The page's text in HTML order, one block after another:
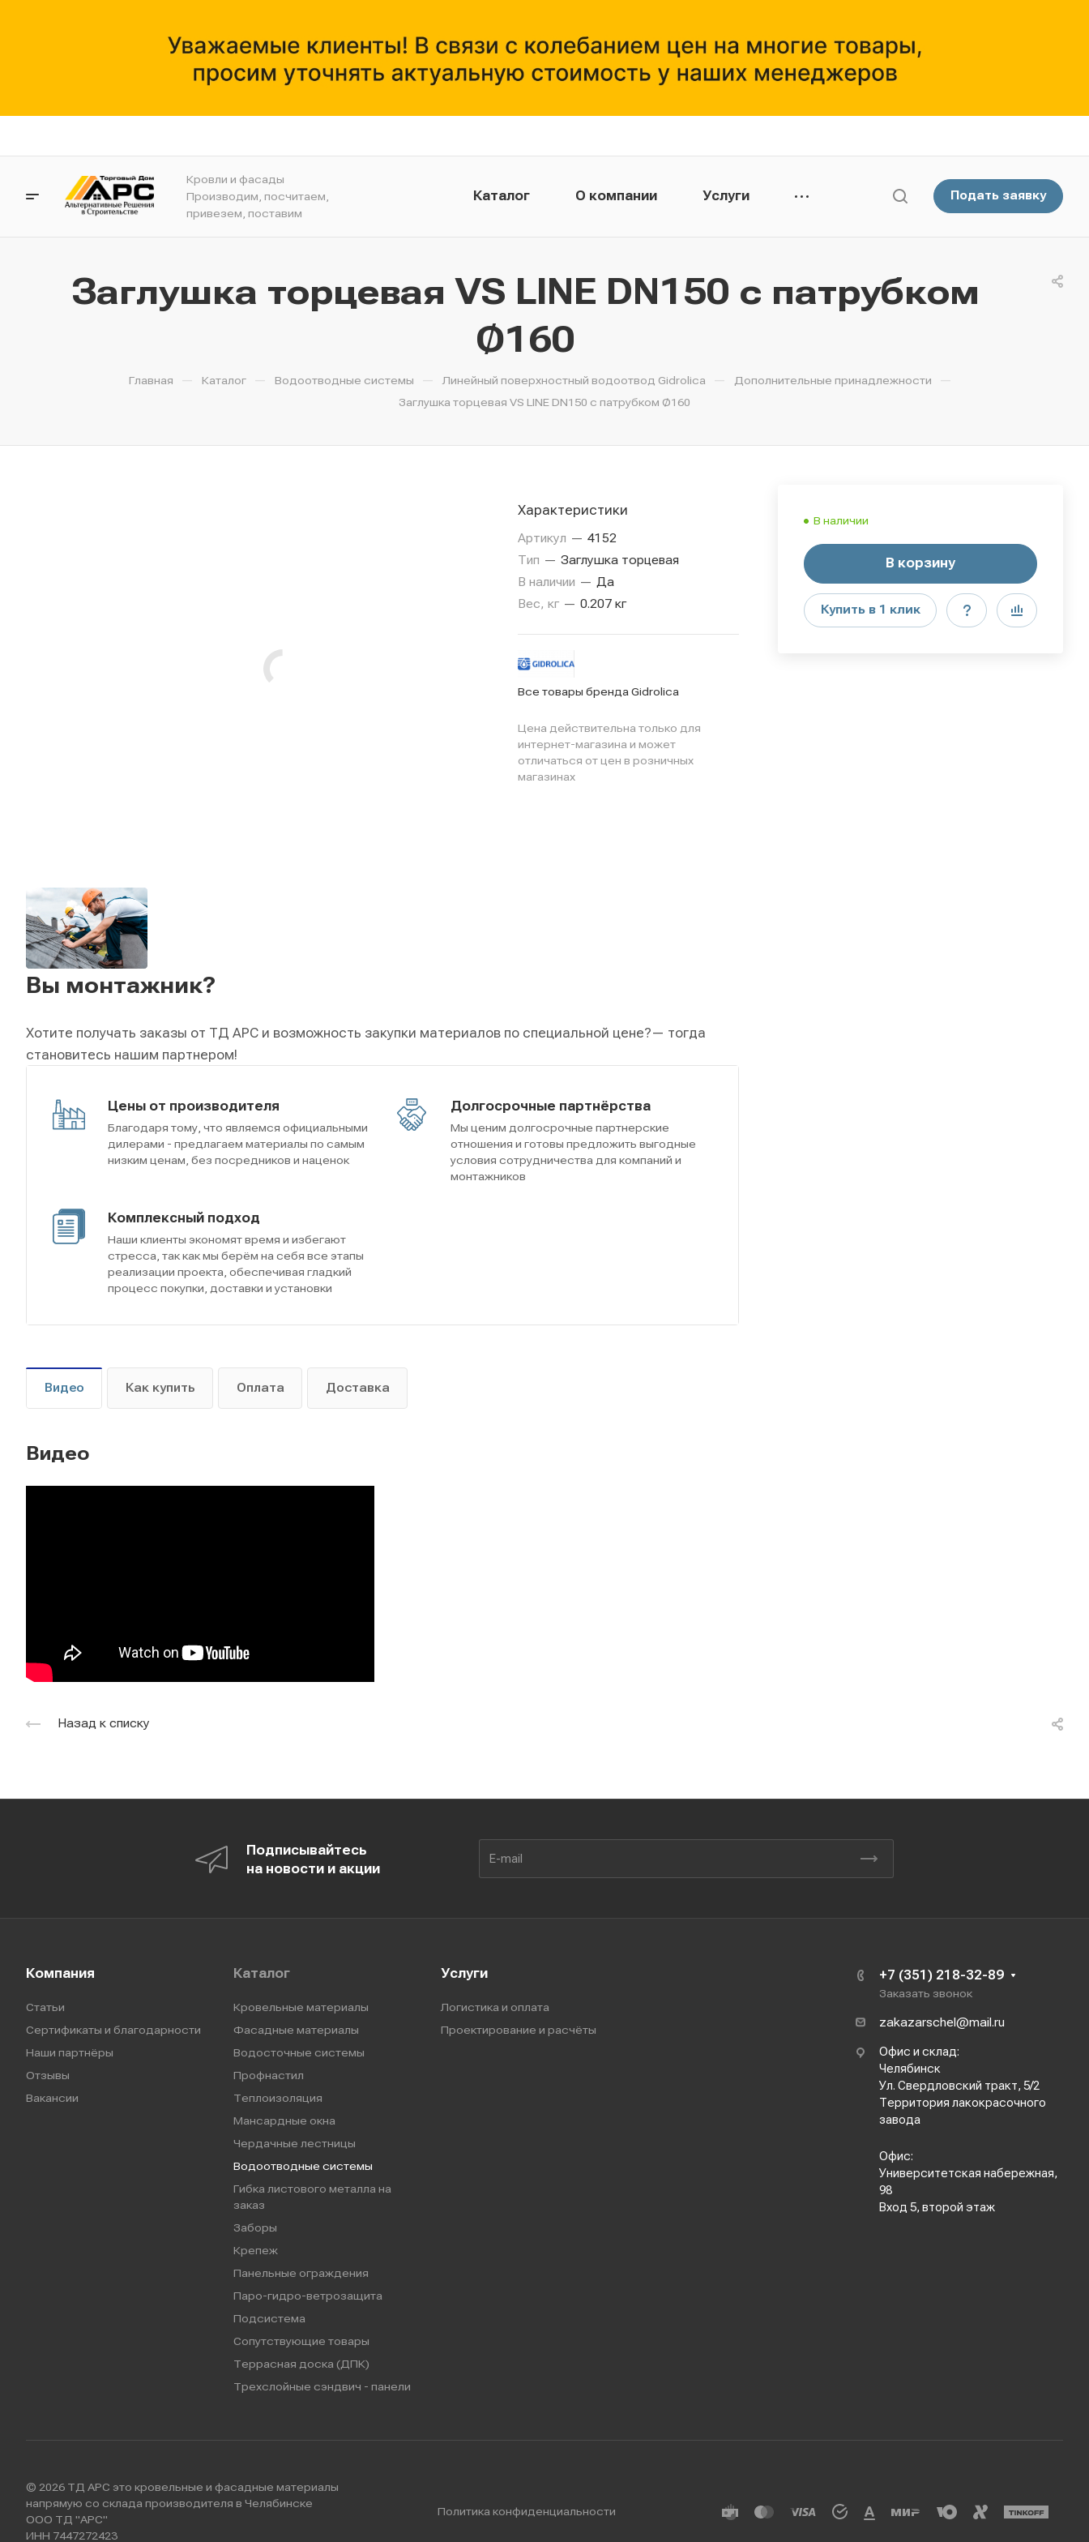
Кровли и фасады
Производим, посчитаем,
привезем, поставим
Каталог О компании Услуги Подать заявку
Заглушка торцевая VS LINE DN150 с патрубком
Ø160
Главная — Каталог — Водоотводные системы — Линейный поверхностный водоотвод Gidrolica — Дополнительные принадлежности —
Заглушка торцевая VS LINE DN150 с патрубком Ø160
В наличии
В корзину
Купить в 1 клик
Характеристики
Артикул — 4152
Тип — Заглушка торцевая
В наличии — Да
Вес, кг — 0.207 кг
Все товары бренда Gidrolica
Цена действительна только для
интернет-магазина и может
отличаться от цен в розничных
магазинах
Вы монтажник?
Хотите получать заказы от ТД АРС и возможность закупки материалов по специальной цене?— тогда
становитесь нашим партнером!
Цены от производителя
Благодаря тому, что являемся официальными
дилерами - предлагаем материалы по самым
низким ценам, без посредников и наценок
Долгосрочные партнёрства
Мы ценим долгосрочные партнерские
отношения и готовы предложить выгодные
условия сотрудничества для компаний и
монтажников
Комплексный подход
Наши клиенты экономят время и избегают
стресса, так как мы берём на себя все этапы
реализации проекта, обеспечивая гладкий
процесс покупки, доставки и установки
Видео Как купить Оплата Доставка
Видео
Назад к списку
Подписывайтесь
на новости и акции
Компания
Статьи
Сертификаты и благодарности
Наши партнёры
Отзывы
Вакансии
Каталог
Кровельные материалы
Фасадные материалы
Водосточные системы
Профнастил
Теплоизоляция
Мансардные окна
Чердачные лестницы
Водоотводные системы
Гибка листового металла на
заказ
Заборы
Крепеж
Панельные ограждения
Паро-гидро-ветрозащита
Подсистема
Сопутствующие товары
Террасная доска (ДПК)
Трехслойные сэндвич - панели
Услуги
Логистика и оплата
Проектирование и расчёты
+7 (351) 218-32-89
Заказать звонок
zakazarschel@mail.ru
Офис и склад:
Челябинск
Ул. Свердловский тракт, 5/2
Территория лакокрасочного
завода
Офис:
Университетская набережная,
98
Вход 5, второй этаж
© 2026 ТД АРС это кровельные и фасадные материалы
напрямую со склада производителя в Челябинске
ООО ТД "АРС"
ИНН 7447272423
Политика конфиденциальности